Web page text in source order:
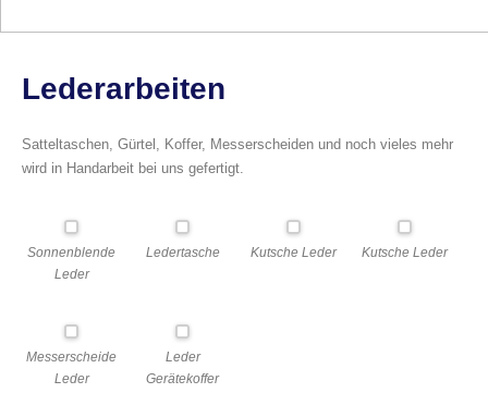
Lederarbeiten
Satteltaschen, Gürtel, Koffer, Messerscheiden und noch vieles mehr
wird in Handarbeit bei uns gefertigt.
Sonnenblende
Leder
Ledertasche Kutsche Leder Kutsche Leder
Messerscheide
Leder
Leder
Gerätekoffer